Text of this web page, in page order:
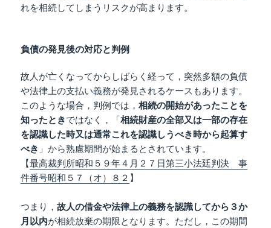
れを相続してしまうリスクが高まります。
負債の発見後の対応と判例
故人が亡くなってからしばらく経って，突然多額の負債
や法律上の支払い義務が発見されるケースもあります。
このような場合，判例では，相続の開始があったことを
知ったときではなく，「相続財産の全部又は一部の存在
を認識した時又は通常これを認識しうべき時から起算す
べき 」から熟慮期間が始まるとされています。
【最高裁判所昭和５９年４月２７日第三小法廷判決 事
件番号昭和５７（オ）８２ 】
つまり，故人の借金や法律上の義務を認識してから３か
月以内が相続放棄の期限となります。ただし，この期間